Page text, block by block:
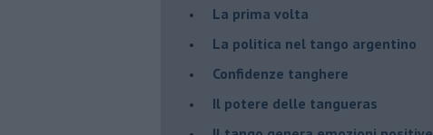
La prima volta
La politica nel tango argentino
Confidenze tanghere
Il potere delle tangueras